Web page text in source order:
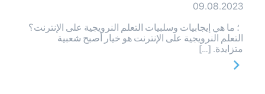
09.08.2023
؛ ما هي إيجابيات وسلبيات التعلم النرويجية على الإنترنت؟
التعلم النرويجية على الإنترنت هو خيار أصبح شعبية
متزايدة. […]